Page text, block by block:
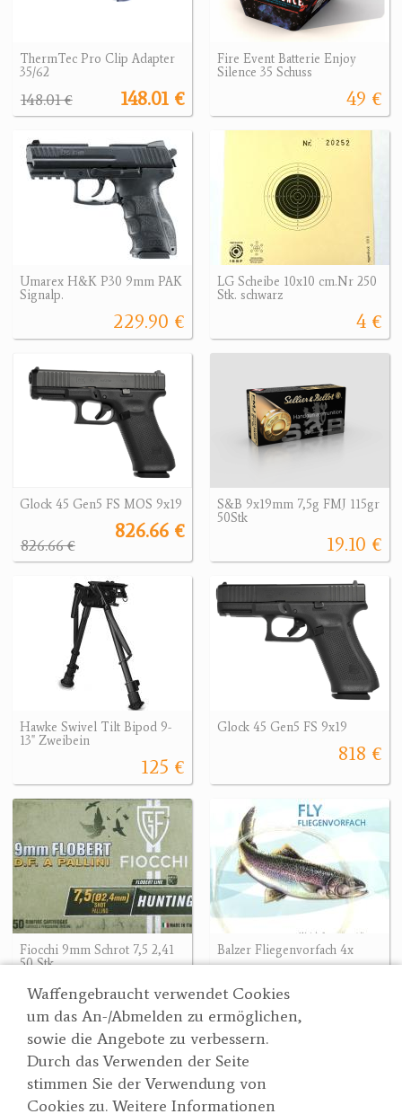
Waffengebraucht verwendet Cookies
um das An-/Abmelden zu ermöglichen,
sowie die Angebote zu verbessern.
Durch das Verwenden der Seite
stimmen Sie der Verwendung von
Cookies zu. Weitere Informationen
ThermTec Pro Clip Adapter
35/62
148.01 €
148.01 €
Fire Event Batterie Enjoy
Silence 35 Schuss
49 €
Umarex H&K P30 9mm PAK
Signalp.
229.90 €
LG Scheibe 10x10 cm.Nr 250
Stk. schwarz
4 €
Glock 45 Gen5 FS MOS 9x19
826.66 €
826.66 €
S&B 9x19mm 7,5g FMJ 115gr
50Stk
19.10 €
Hawke Swivel Tilt Bipod 9-
13" Zweibein
125 €
Glock 45 Gen5 FS 9x19
818 €
Fiocchi 9mm Schrot 7,5 2,41
50 Stk
35 €
Balzer Fliegenvorfach 4x
Suche
Partner
Wertgarner 1820
Jagd & SporthandelsgmbH